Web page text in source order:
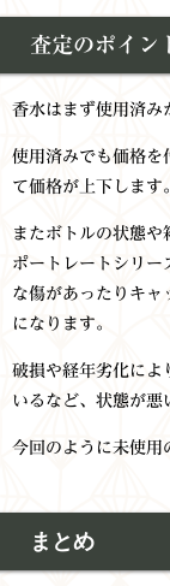
査定のポイン
香水はまず使用済み
使用済みでも価格を
て価格が上下します。
またボトルの状態や
ポートレートシリー
な傷があったりキャ
になります。
破損や経年劣化によ
いるなど、状態が悪
今回のように未使用
まとめ